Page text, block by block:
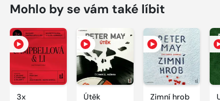
Mohlo by se vám také líbit
3x
Útěk Zimní hrob